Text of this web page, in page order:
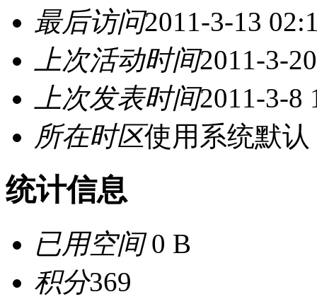
最后访问2011-3-13
上次活动时间2011-3-
上次发表时间2011-3-8
所在时区使用系统默认
统计信息
已用空间0 B
积分369